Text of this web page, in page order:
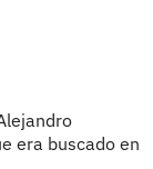
era buscado en